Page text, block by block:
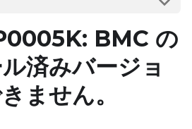
BMC の
済みバージョ
ません。